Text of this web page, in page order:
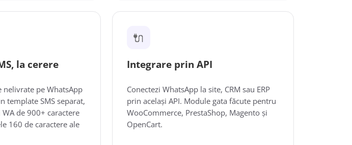
la cerere
nelivrate pe WhatsApp
template SMS separat,
de 900+ caractere
160 de caractere ale
🔌
Integrare prin API
Conectezi WhatsApp la site, CRM sau ERP
prin același API. Module gata făcute pentru
WooCommerce, PrestaShop, Magento și
OpenCart.